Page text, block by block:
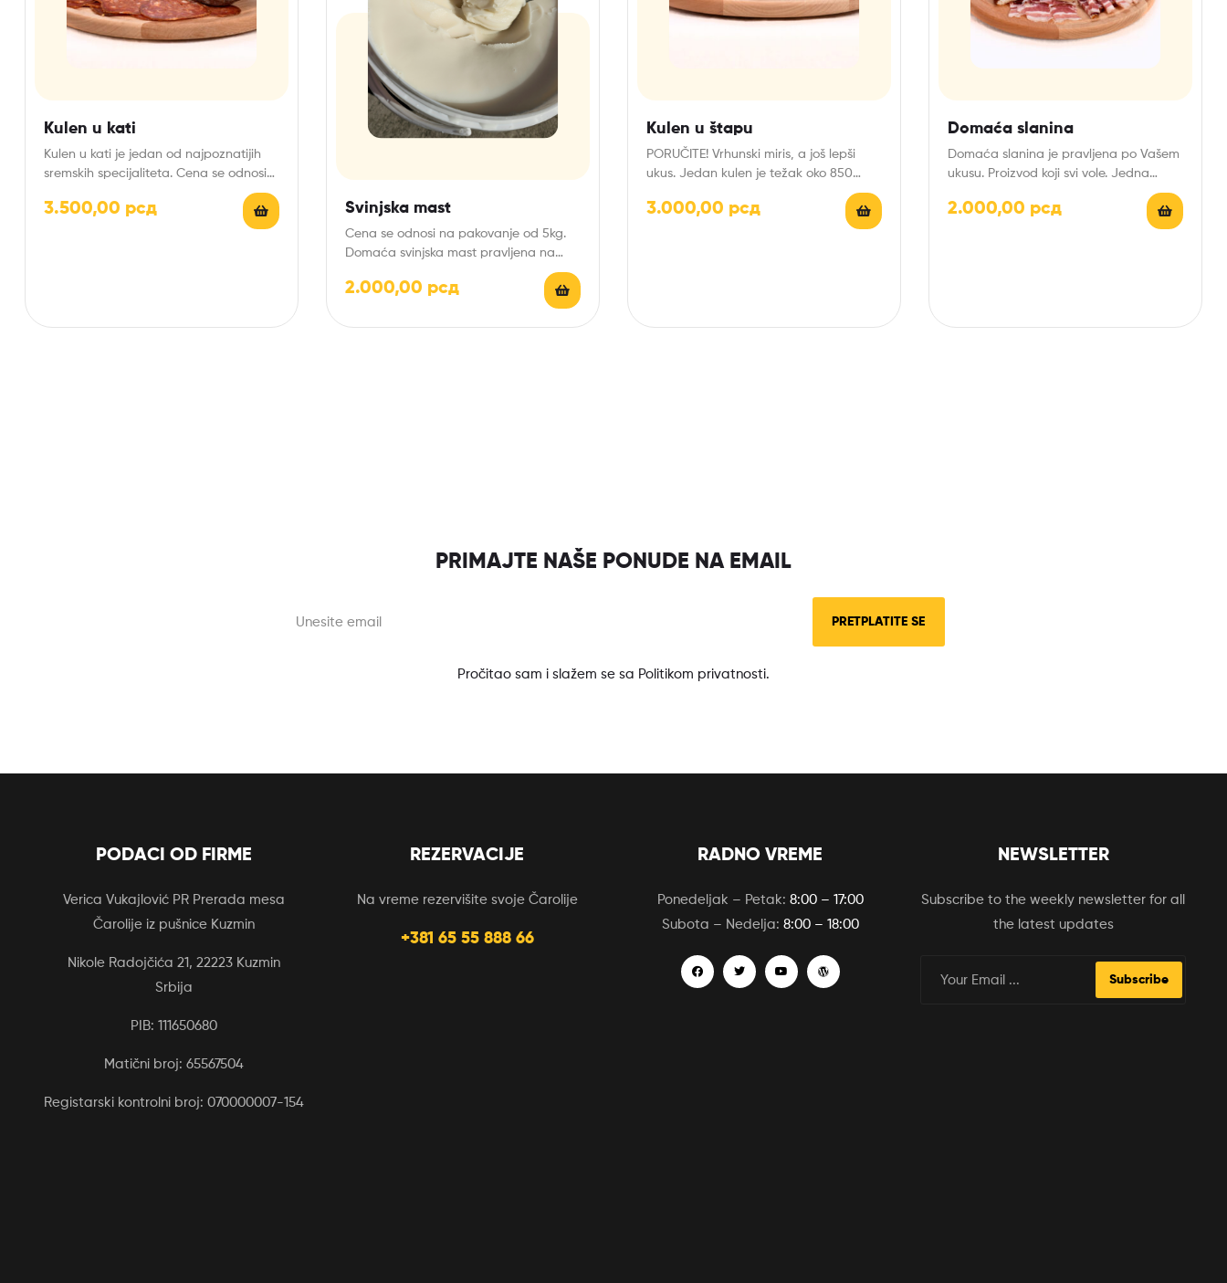
Kulen u kati
Kulen u kati je jedan od najpoznatijih
sremskih specijaliteta. Cena se odnosi
3.500,00 рсд Svinjska mast
Cena se odnosi na pakovanje od 5kg.
Domaća svinjska mast pravljena na
2.000,00 рсд
Kulen u štapu
PORUČITE! Vrhunski miris, a još lepši
ukus. Jedan kulen je težak oko 850
3.000,00 рсд
Domaća slanina
Domaća slanina je pravljena po Vašem
ukusu. Proizvod koji svi vole. Jedna
2.000,00 рсд
PRIMAJTE NAŠE PONUDE NA EMAIL
PRETPLATITE SE
Pročitao sam i slažem se sa Politikom privatnosti.
PODACI OD FIRME
Verica Vukajlović PR Prerada mesa
Čarolije iz pušnice Kuzmin
Nikole Radojčića 21, 22223 Kuzmin
Srbija
PIB: 111650680
Matični broj: 65567504
Registarski kontrolni broj: 070000007-154
REZERVACIJE
Na vreme rezervišite svoje Čarolije
+381 65 55 888 66
RADNO VREME
Ponedeljak – Petak: 8:00 – 17:00
Subota – Nedelja: 8:00 – 18:00
NEWSLETTER
Subscribe to the weekly newsletter for all
the latest updates
Subscribe